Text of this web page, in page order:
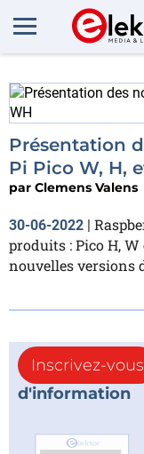
En savoir
Présentation
Pi Pico W, H,
par Clemens Valens
30-06-2022 |
produits : Pico H,
nouvelles versions
Inscrivez-vous
d'information